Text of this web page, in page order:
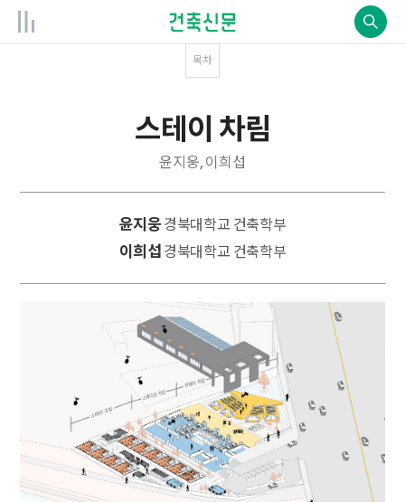
목차
스테이 차림
윤지웅, 이희섭
윤지웅 경북대학교 건축학부
이희섭 경북대학교 건축학부